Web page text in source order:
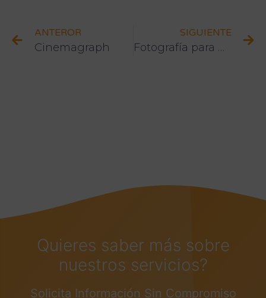
ANTEROR
Cinemagraph
SIGUIENTE
Fotografía para web
Quieres saber más sobre
nuestros servicios?
Solicita Información Sin Compromiso